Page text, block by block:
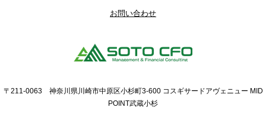
お問い合わせ
〒211-0063 神奈川県川崎市中原区小杉町3-600 コスギサードアヴェニュー MID
POINT武蔵小杉